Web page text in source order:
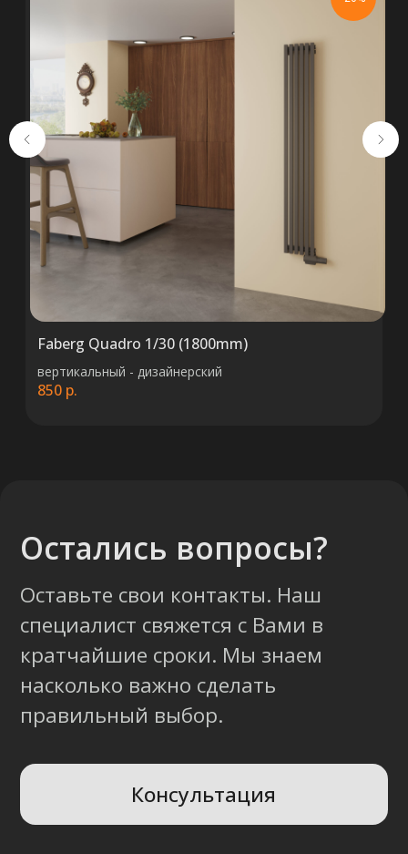
Faberg Quadro 1/30 (1800mm)
вертикальный - дизайнерский
850 р.
ООО «ТермоАльянс», РБ, 220062, г.
Минск пр-т Победителей 131, оф.68 УНП
692071529, р/с BY38 ALFA 3012 2327
5000 2027 0000, в ЗАО «Альфа-Банк»,
код ALFABY2X, 220013 г. Минск, ул.
Сурганова, 43-47